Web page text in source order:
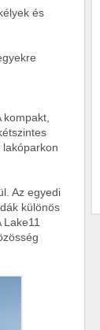
és
Az egyedi
különös